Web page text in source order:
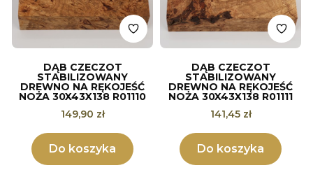
DĄB CZECZOT
STABILIZOWANY
DREWNO NA RĘKOJEŚĆ
NOŻA 30X43X138 R01110
Cena
149,90 zł
Do koszyka
DĄB CZECZOT
STABILIZOWANY
DREWNO NA RĘKOJEŚĆ
NOŻA 30X43X138 R01111
Cena
141,45 zł
Do koszyka